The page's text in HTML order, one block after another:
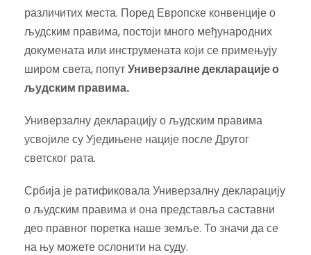
различитих места. Поред Европске конвенције о
људским правима, постоји много међународних
докумената или инструмената који се примењују
широм света, попутУниверзалне декларације о
људским правима.
Универзалну декларацију о људским правима
усвојиле су Уједињене нације после Другог
светског рата.
Србија је ратификовала Универзалну декларацију
о људским правима и она представља саставни
део правног поретка наше земље. То значи да се
на њу можете ослонити на суду.